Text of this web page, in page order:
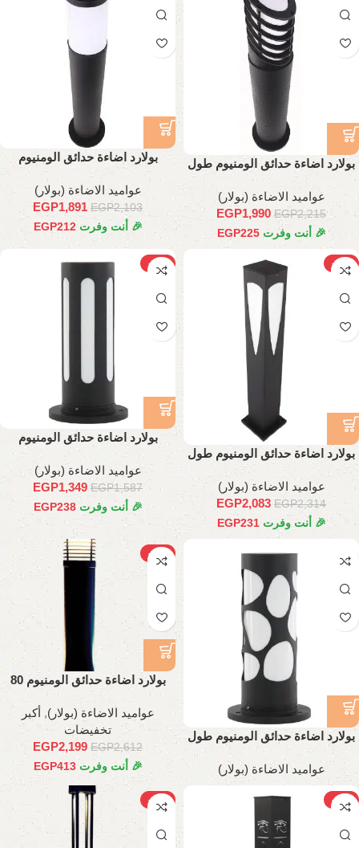
بولارد اضاءة حدائق الومنيوم طول
عواميد الاضاءة (بولار)
EGP2,215
EGP1,990
🎉 أنت وفرت EGP225
بولارد اضاءة حدائق الومنيوم
عواميد الاضاءة (بولار)
EGP2,103
EGP1,891
🎉 أنت وفرت EGP212
-10%
بولارد اضاءة حدائق الومنيوم طول
عواميد الاضاءة (بولار)
EGP2,314
EGP2,083
🎉 أنت وفرت EGP231
-15%
بولارد اضاءة حدائق الومنيوم
عواميد الاضاءة (بولار)
EGP1,587
EGP1,349
🎉 أنت وفرت EGP238
بولارد اضاءة حدائق الومنيوم طول
عواميد الاضاءة (بولار)
-16%
بولارد اضاءة حدائق الومنيوم 80
عواميد الاضاءة (بولار), أكبر
تخفيضات
EGP2,612
EGP2,199
🎉 أنت وفرت EGP413
-10%
-12%